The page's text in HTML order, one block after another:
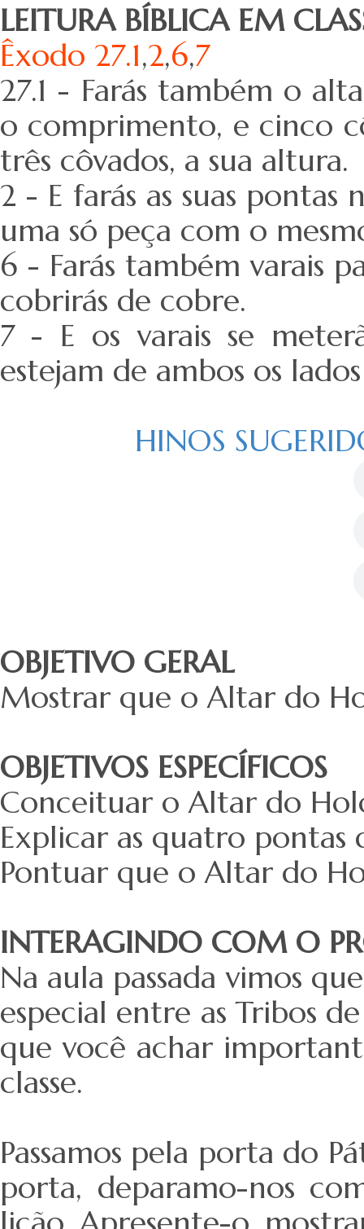
LEITURA BÍBLICA EM
Êxodo 27.1,2,6,7
27.1 - Farás também o
o comprimento, e cinco
três côvados, a sua altura.
2 - E farás as suas pontas
uma só peça com o
6 - Farás também varais
cobrirás de cobre.
7 - E os varais se
estejam de ambos os
HINOS
OBJETIVO GERAL
Mostrar que o Altar do
OBJETIVOS ESPECÍFICOS
Conceituar o Altar do
Explicar as quatro
Pontuar que o Altar do
INTERAGINDO COM O
Na aula passada vimos
especial entre as Tribos
que você achar
classe.
Passamos pela porta do
porta, deparamo-nos